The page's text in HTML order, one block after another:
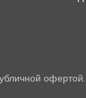
офертой.